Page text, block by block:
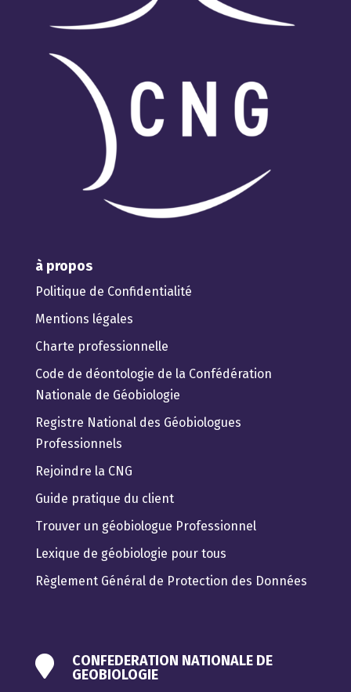
à propos
Politique de Confidentialité
Mentions légales
Charte professionnelle
Code de déontologie de la Confédération
Nationale de Géobiologie
Registre National des Géobiologues
Professionnels
Rejoindre la CNG
Guide pratique du client
Trouver un géobiologue Professionnel
Lexique de géobiologie pour tous
Règlement Général de Protection des Données

CONFEDERATION NATIONALE DE
GEOBIOLOGIE